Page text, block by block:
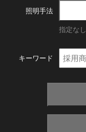
照明手法
指定なし
キーワード